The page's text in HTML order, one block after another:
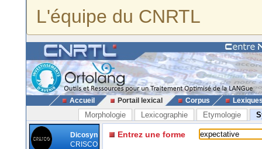
L'équipe du CNRTL
Accueil Portail lexical Corpus
Morphologie Lexicographie Etymologie
Dicosyn
CRISCO
Entrez une forme